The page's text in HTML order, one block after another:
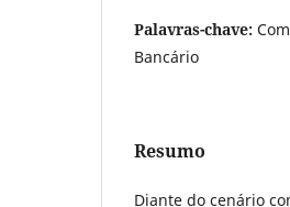
Palavras-chave:
Bancário
Resumo
Diante do cenário